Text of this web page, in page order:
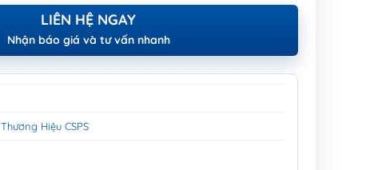
LIÊN HỆ NGAY
Nhận báo giá và tư vấn nhanh
,Thương Hiệu CSPS